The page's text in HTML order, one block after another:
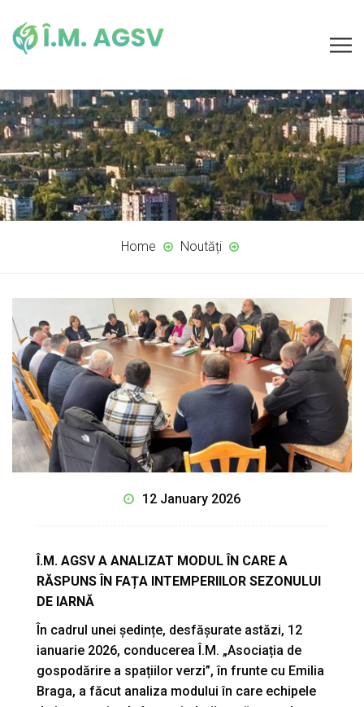
Home Noutăți
12 January 2026
Î.M. AGSV A ANALIZAT MODUL ÎN CARE A
RĂSPUNS ÎN FAȚA INTEMPERIILOR SEZONULUI
DE IARNĂ
În cadrul unei ședințe, desfășurate astăzi, 12
ianuarie 2026, conducerea Î.M. „Asociația de
gospodărire a spațiilor verzi”, în frunte cu Emilia
Braga, a făcut analiza modului în care echipele